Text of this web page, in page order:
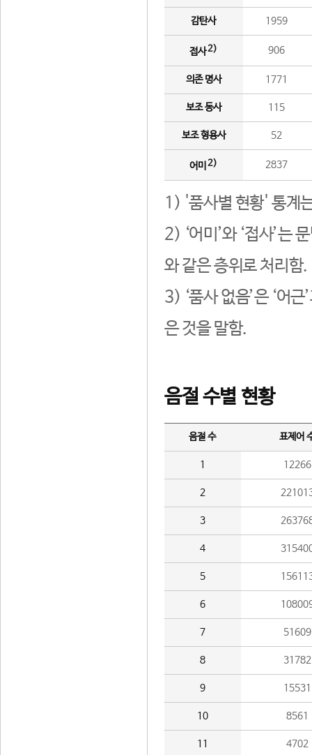
감탄사 1959
접사2) 906
의존 명사 1771
보조 동사 115
보조 형용사 52
어미 2) 2837
1) '품사별 현황' 통계
2) ‘어미’와 ‘접사’는
와 같은 층위로 처리함.
3) ‘품사 없음’은 ‘어
은 것을 말함.
음절 수별 현황
음절 수 표제어
1 12266
2
3
4
5
6
7 51609
8 31782
9 15531
10 8561
11 4702